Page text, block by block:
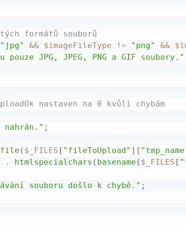
formátů souborů
"jpg" && $imageFileType != "png" &&
pouze JPG, JPEG, PNG a GIF soubory."
nastaven na 0 kvůli chybám
nahrán." ;
( $_FILES [ "fileToUpload" ] [
. htmlspecialchars ( basename ( $_FILES [
souboru došlo k chybě." ;